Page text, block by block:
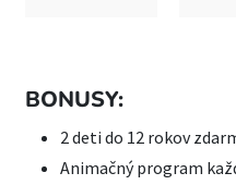
BONUSY:
2 deti do 12 rokov
Animačný program